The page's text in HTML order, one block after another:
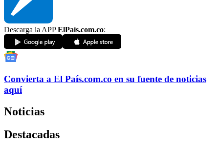
Descarga la APPElPaís.com.co:
Convierta a El País.com.co en su fuente de noticias
aquí
Noticias
Destacadas